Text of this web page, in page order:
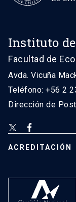
Instituto
Facultad de
Avda. Vicuña
Teléfono: +56 2
Dirección de
ACREDITACIÓN